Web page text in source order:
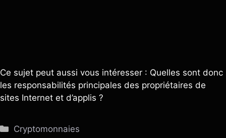
Ce sujet peut aussi vous intéresser : Quelles sont donc
les responsabilités principales des propriétaires de
sites Internet et d’applis ?
Catégories
Cryptomonnaies